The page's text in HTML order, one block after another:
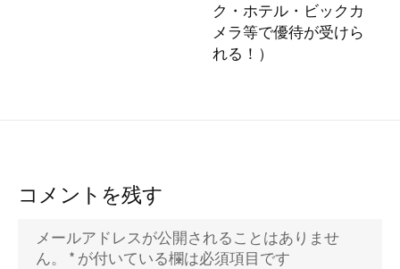
ク・ホテル・ビックカ
メラ等で優待が受けら
れる！）
コメントを残す
メールアドレスが公開されることはありませ
ん。
* が付いている欄は必須項目です